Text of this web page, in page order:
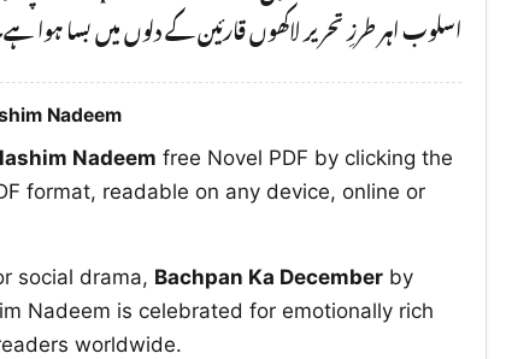
اسلوب اہر طرزِ تحریر لاکھوں قارئین کے دلوں میں بسا ہوا
Nadeem
Nadeem free Novel PDF by clicking the
format, readable on any device, online or
social drama, Bachpan Ka December by
Nadeem is celebrated for emotionally rich
worldwide.